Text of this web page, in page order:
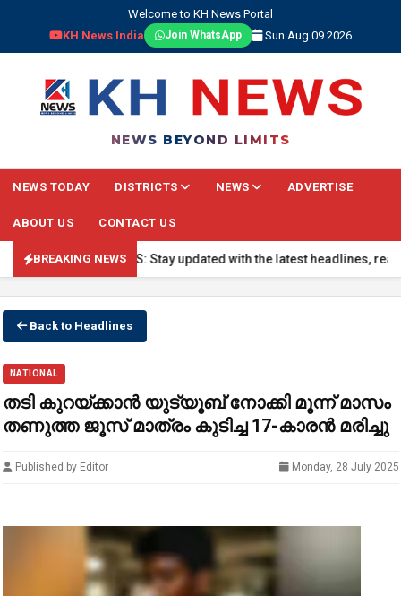
Welcome to KH News Portal
KH News India
Join WhatsApp Sun Aug 09 2026
NEWS BEYOND LIMITS
NEWS TODAY DISTRICTS NEWS ADVERTISE
ABOUT US CONTACT US
BREAKING NEWS
BREAKING NEWS: Stay updated with the latest headlines, real-
Back to Headlines
NATIONAL
തടി കുറയ്ക്കാൻ യുട്യൂബ് നോക്കി മൂന്ന് മാസം
തണുത്ത ജൂസ് മാത്രം കുടിച്ച 17-കാരൻ മരിച്ചു
Published by Editor Monday, 28 July 2025